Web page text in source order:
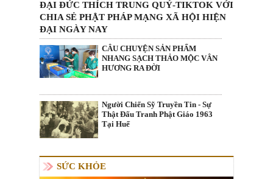
ĐẠI ĐỨC THÍCH TRUNG QUÝ-TIKTOK VỚI
CHIA SẺ PHẬT PHÁP MẠNG XÃ HỘI HIỆN
ĐẠI NGÀY NAY
CÂU CHUYỆN SẢN PHẨM
NHANG SẠCH THẢO MỘC VÂN
HƯƠNG RA ĐỜI
Người Chiến Sỹ Truyền Tin - Sự
Thật Đấu Tranh Phật Giáo 1963
Tại Huế
SỨC KHỎE